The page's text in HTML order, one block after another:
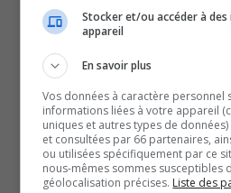
chef des pompiers réplique aux
Prudence lors du long congé et
aux animaux sur les routes.
À la météo, un long week-end
douceur s’installe.
SOUTENIR NOS MÉDIAS,
Stocker et/ou accéder à
appareil
En savoir plus
Vos données à caractère personnel
informations liées à votre appareil
uniques et autres types de
et consultées par 66 partenaires,
ou utilisées spécifiquement par ce
nous-mêmes sommes susceptibles
géolocalisation précises. Liste des